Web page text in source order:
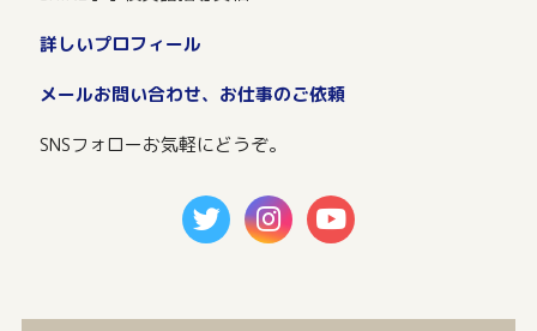
詳しいプロフィール
メールお問い合わせ、お仕事のご依頼
SNSフォローお気軽にどうぞ。